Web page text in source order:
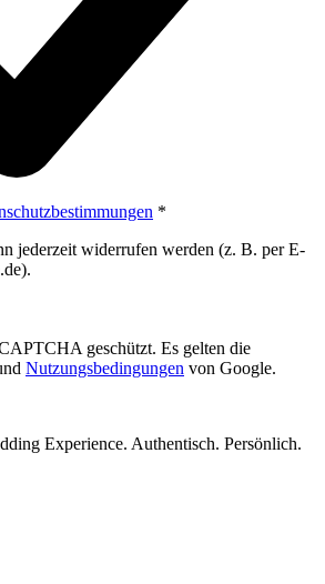
*
jederzeit widerrufen werden (z. B. per E-
geschützt. Es gelten die
Nutzungsbedingungen von Google.
Experience. Authentisch. Persönlich.